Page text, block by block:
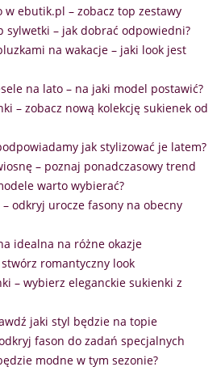
w ebutik.pl – zobacz top zestawy
sylwetki – jak dobrać odpowiedni?
na wakacje – jaki look jest
na lato – na jaki model postawić?
– zobacz nową kolekcję sukienek od
jak stylizować je latem?
– poznaj ponadczasowy trend
warto wybierać?
odkryj urocze fasony na obecny
idealna na różne okazje
romantyczny look
– wybierz eleganckie sukienki z
jaki styl będzie na topie
fason do zadań specjalnych
modne w tym sezonie?